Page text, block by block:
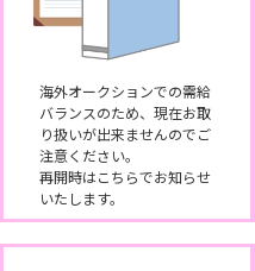
海外オークションでの需給
バランスのため、現在お取
り扱いが出来ませんのでご
注意ください。
再開時はこちらでお知らせ
いたします。